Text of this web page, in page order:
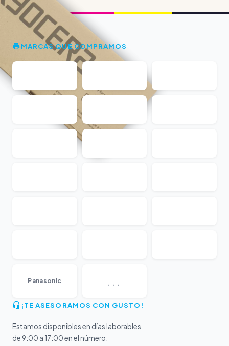
MARCAS QUE COMPRAMOS
Panasonic ...
¡TE ASESORAMOS CON GUSTO!
Estamos disponibles en días laborables
de 9:00 a 17:00 en el número: